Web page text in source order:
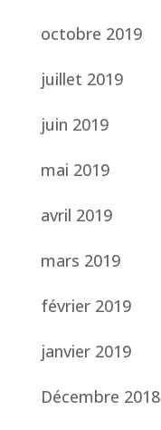
octobre 2019
juillet 2019
juin 2019
mai 2019
avril 2019
mars 2019
février 2019
janvier 2019
Décembre 2018